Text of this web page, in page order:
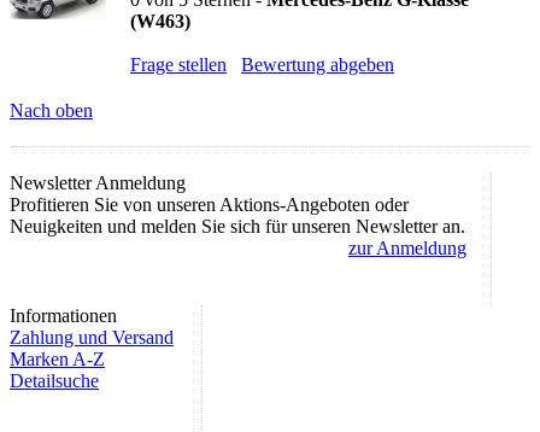
(W463)
Frage stellen Bewertung abgeben
Nach oben
Newsletter Anmeldung
Profitieren Sie von unseren Aktions-Angeboten oder
Neuigkeiten und melden Sie sich für unseren Newsletter an.
zur Anmeldung
Informationen
Zahlung und Versand
Marken A-Z
Detailsuche